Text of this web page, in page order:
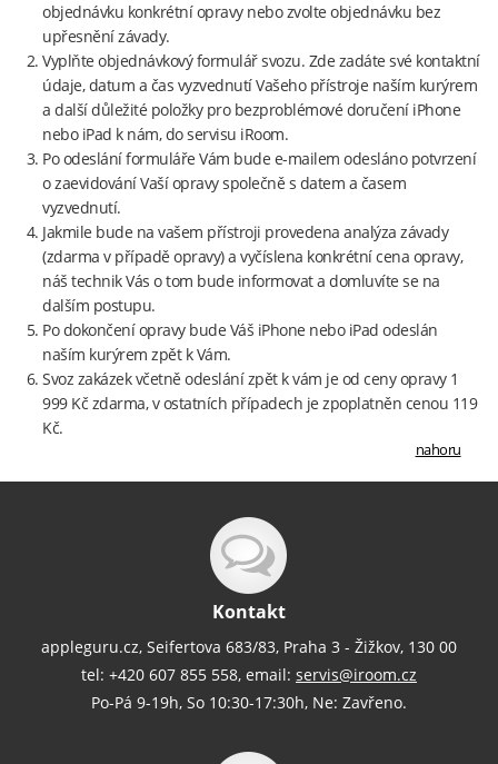
objednávku konkrétní opravy nebo zvolte objednávku bez
upřesnění závady.
Vyplňte objednávkový formulář svozu. Zde zadáte své kontaktní
údaje, datum a čas vyzvednutí Vašeho přístroje naším kurýrem
a další důležité položky pro bezproblémové doručení iPhone
nebo iPad k nám, do servisu iRoom.
Po odeslání formuláře Vám bude e-mailem odesláno potvrzení
o zaevidování Vaší opravy společně s datem a časem
vyzvednutí.
Jakmile bude na vašem přístroji provedena analýza závady
(zdarma v případě opravy) a vyčíslena konkrétní cena opravy,
náš technik Vás o tom bude informovat a domluvíte se na
dalším postupu.
Po dokončení opravy bude Váš iPhone nebo iPad odeslán
naším kurýrem zpět k Vám.
Svoz zakázek včetně odeslání zpět k vám je od ceny opravy 1
999 Kč zdarma, v ostatních případech je zpoplatněn cenou 119
Kč.
nahoru
Kontakt
appleguru.cz, Seifertova 683/83, Praha 3 - Žižkov, 130 00
tel: +420 607 855 558, email: servis@iroom.cz
Po-Pá 9-19h, So 10:30-17:30h, Ne: Zavřeno.